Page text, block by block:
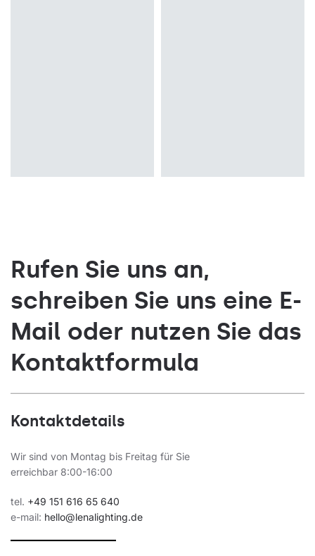
Rufen Sie uns an,
schreiben Sie uns eine E-
Mail oder nutzen Sie das
Kontaktformula
Kontaktdetails
Wir sind von Montag bis Freitag für Sie
erreichbar 8:00-16:00
tel. +49 151 616 65 640
e-mail: hello@lenalighting.de